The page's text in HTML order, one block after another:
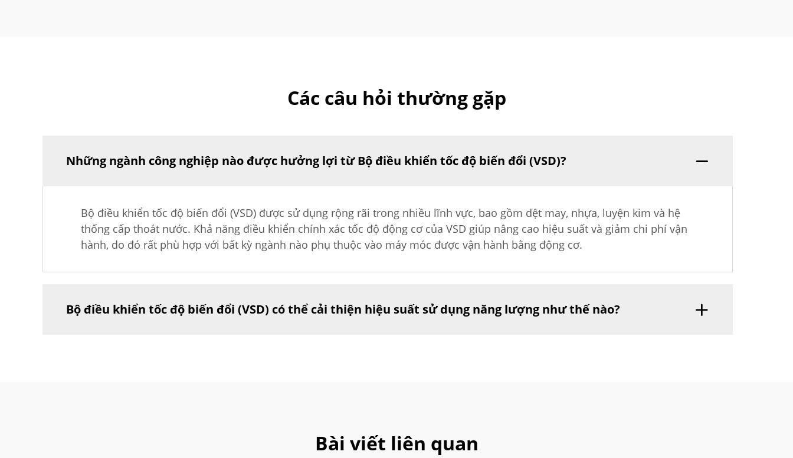
Các câu hỏi thường gặp
Những ngành công nghiệp nào được hưởng lợi từ Bộ điều khiển tốc độ biến đổi (VSD)?
Bộ điều khiển tốc độ biến đổi (VSD) được sử dụng rộng rãi trong nhiều lĩnh vực, bao gồm dệt may, nhựa, luyện kim và hệ
thống cấp thoát nước. Khả năng điều khiển chính xác tốc độ động cơ của VSD giúp nâng cao hiệu suất và giảm chi phí vận
hành, do đó rất phù hợp với bất kỳ ngành nào phụ thuộc vào máy móc được vận hành bằng động cơ.
Bộ điều khiển tốc độ biến đổi (VSD) có thể cải thiện hiệu suất sử dụng năng lượng như thế nào?
Bài viết liên quan